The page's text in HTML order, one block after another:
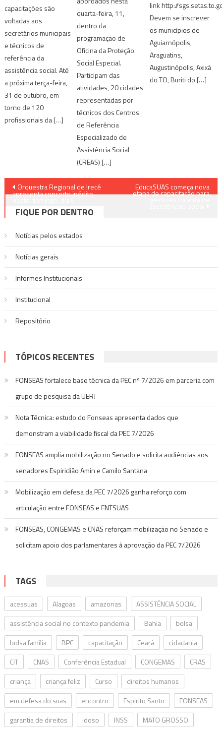
capacitações são
voltadas aos
secretários municipais
e técnicos de
referência da
assistência social. Até
a próxima terça-feira,
31 de outubro, em
torno de 120
profissionais da […]
quarta-feira, 11,
dentro da
programação de
Oficina da Proteção
Social Especial.
Participam das
atividades, 20 cidades
representadas por
técnicos dos Centros
de Referência
Especializado de
Assistência Social
(CREAS) […]
link http://
Devem se inscrever
os municípios de
Aguiarnópolis,
Araguatins,
Augustinópolis, Axixá
do TO, Buriti do […]
Navegação
de
Orquestra Regional de Irecê
apresenta concerto inédito
EducaSUAS começa nova
etapa de capacitação para
FIQUE POR DENTRO
Notícias pelos estados
Notí­cias gerais
Informes Institucionais
Institucional
Repositório
TÓPICOS RECENTES
FONSEAS fortalece base técnica da PEC nº 7/2026 em parceria com
grupo de pesquisa da UERJ
Nota Técnica: estudo do Fonseas apresenta dados que
demonstram a viabilidade fiscal da PEC 7/2026
FONSEAS amplia mobilização no Senado e solicita audiências aos
senadores Espiridião Amin e Camilo Santana
Mobilização em defesa da PEC 7/2026 ganha reforço com
articulação entre FONSEAS e FNTSUAS
FONSEAS, CONGEMAS e CNAS reforçam mobilização no Senado e
solicitam apoio dos parlamentares à aprovação da PEC 7/2026
TAGS
acessuas Alagoas amazonas
ASSISTÊNCIA SOCIAL
assistência social no contexto pandemia
Bahia
bolsa
bolsa família
BPC capacitação Ceará
cidadania
CIT
CNAS Conferência Estadual CONGEMAS
CRAS
criança
criança feliz Curso
direitos humanos
em defesa do suas
encontro Espirito Santo
FONSEAS
garantia de direitos
idoso INSS
MATO GROSSO